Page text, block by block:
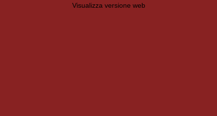
Visualizza versione web